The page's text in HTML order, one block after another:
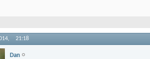
21:18
Dan